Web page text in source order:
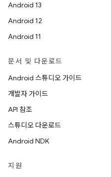
Android 13
Android 12
Android 11
문서 및 다운로드
Android 스튜디오 가이드
개발자 가이드
API 참조
스튜디오 다운로드
Android NDK
지원